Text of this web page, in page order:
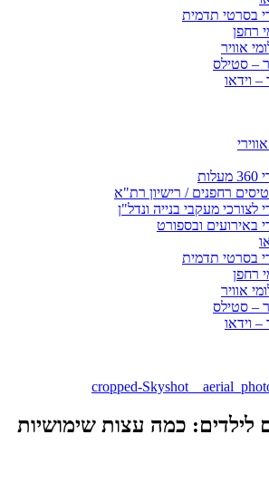
בסרטי תדמית
רחפן
אוויר
– סטילס
– וידאו
רחפנים / רישיון רת"א
לצורכי מעקבי בנייה ונדל"ן
באירועים ובספורט
בסרטי תדמית
רחפן
אוויר
– סטילס
– וידאו
לילדים: כמה עצות שימושיות